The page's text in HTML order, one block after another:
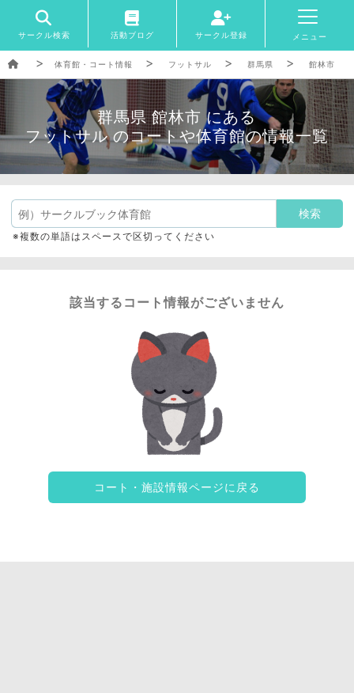
サークル検索 活動ブログ サークル登録 メニュー
体育館・コート情報 フットサル 群馬県 館林市
群馬県 館林市 にある
フットサル のコートや体育館の情報一覧
※複数の単語はスペースで区切ってください
該当するコート情報がございません
コート・施設情報ページに戻る